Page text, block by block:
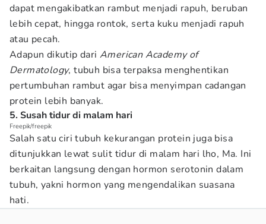
dapat mengakibatkan rambut menjadi rapuh, beruban
lebih cepat, hingga rontok, serta kuku menjadi rapuh
atau pecah.
Adapun dikutip dari American Academy of
Dermatology, tubuh bisa terpaksa menghentikan
pertumbuhan rambut agar bisa menyimpan cadangan
protein lebih banyak.
5. Susah tidur di malam hari
Freepik/freepik
Salah satu ciri tubuh kekurangan protein juga bisa
ditunjukkan lewat sulit tidur di malam hari lho, Ma. Ini
berkaitan langsung dengan hormon serotonin dalam
tubuh, yakni hormon yang mengendalikan suasana
hati.